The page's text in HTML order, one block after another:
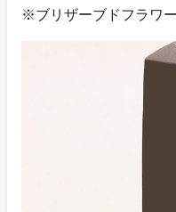
※ブリザーブドフラワ